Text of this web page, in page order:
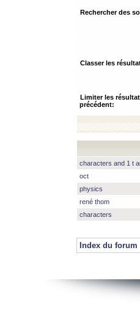
Rechercher des
Classer les
Limiter les
précédent:
characters and 1 t
oct
physics
rené thom
characters
Index du forum